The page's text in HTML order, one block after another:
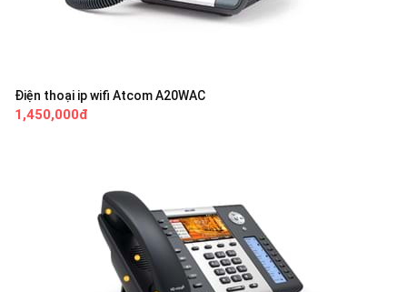
Điện thoại ip wifi Atcom A20WAC
1,450,000đ